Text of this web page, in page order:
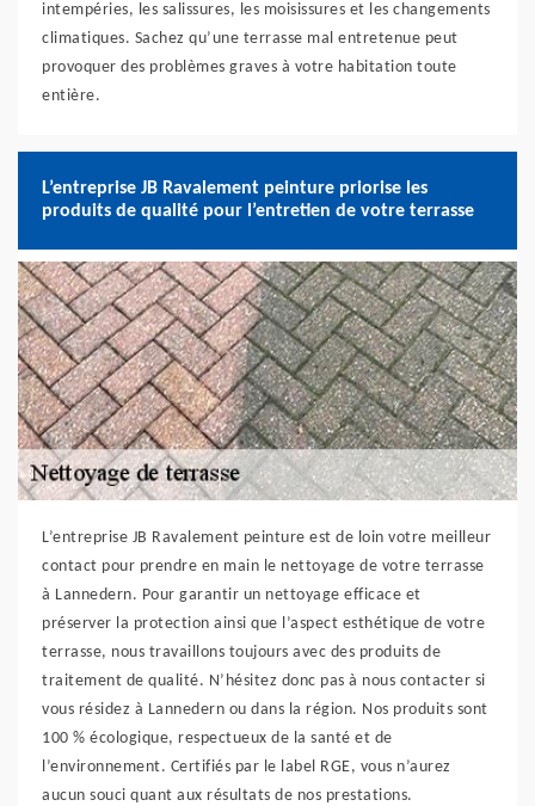
intempéries, les salissures, les moisissures et les changements
climatiques. Sachez qu’une terrasse mal entretenue peut
provoquer des problèmes graves à votre habitation toute
entière.
L’entreprise JB Ravalement peinture priorise les
produits de qualité pour l’entretien de votre terrasse
L’entreprise JB Ravalement peinture est de loin votre meilleur
contact pour prendre en main le nettoyage de votre terrasse
à Lannedern. Pour garantir un nettoyage efficace et
préserver la protection ainsi que l’aspect esthétique de votre
terrasse, nous travaillons toujours avec des produits de
traitement de qualité. N’hésitez donc pas à nous contacter si
vous résidez à Lannedern ou dans la région. Nos produits sont
100 % écologique, respectueux de la santé et de
l’environnement. Certifiés par le label RGE, vous n’aurez
aucun souci quant aux résultats de nos prestations.